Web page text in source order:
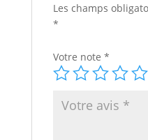
Les champs
*
Votre note *